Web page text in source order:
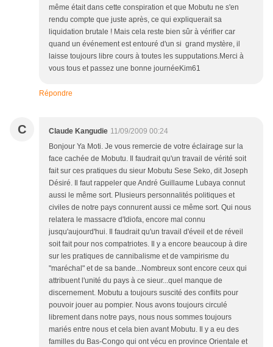
même était dans cette conspiration et que Mobutu ne s'en
rendu compte que juste après, ce qui expliquerait sa
liquidation brutale ! Mais cela reste bien sûr à vérifier car
quand un événement est entouré d'un si grand mystère, il
laisse toujours libre cours à toutes les supputations.Merci à
vous tous et passez une bonne journéeKim61
Répondre
C Claude Kangudie 11/09/2009 00:24
Bonjour Ya Moti. Je vous remercie de votre éclairage sur la
face cachée de Mobutu. Il faudrait qu'un travail de vérité soit
fait sur ces pratiques du sieur Mobutu Sese Seko, dit Joseph
Désiré. Il faut rappeler que André Guillaume Lubaya connut
aussi le même sort. Plusieurs personnalités politiques et
civiles de notre pays connurent aussi ce même sort. Qui nous
relatera le massacre d'Idiofa, encore mal connu
jusqu'aujourd'hui. Il faudrait qu'un travail d'éveil et de réveil
soit fait pour nos compatriotes. Il y a encore beaucoup à dire
sur les pratiques de cannibalisme et de vampirisme du
"maréchal" et de sa bande...Nombreux sont encore ceux qui
attribuent l'unité du pays à ce sieur...quel manque de
discernement. Mobutu a toujours suscité des conflits pour
pouvoir jouer au pompier. Nous avons toujours circulé
librement dans notre pays, nous nous sommes toujours
mariés entre nous et cela bien avant Mobutu. Il y a eu des
familles du Bas-Congo qui ont vécu en province Orientale et